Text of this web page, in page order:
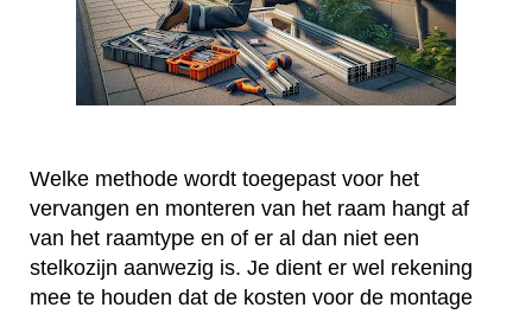
Welke methode wordt toegepast voor het
vervangen en monteren van het raam hangt af
van het raamtype en of er al dan niet een
stelkozijn aanwezig is. Je dient er wel rekening
mee te houden dat de kosten voor de montage